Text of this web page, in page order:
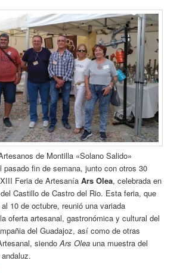
de Montilla «Solano Salido»
pasado fin de semana, junto con otros 30
Feria de ArtesaníaArs Olea, celebrada en
Castillo de Castro del Rio. Esta feria, que
10 de octubre, reunió una variada
oferta artesanal, gastronómica y cultural del
del Guadajoz, así como de otras
siendoArs Olea una muestra del